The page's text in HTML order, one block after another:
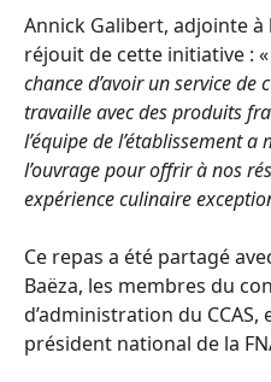
Annick Galibert, adjointe à
réjouit de cette initiative : «
chance d’avoir un service de
travaille avec des produits
l’équipe de l’établissement
l’ouvrage pour offrir à nos
expérience culinaire
Ce repas a été partagé
Baëza, les membres du
d’administration du CCAS,
président national de la